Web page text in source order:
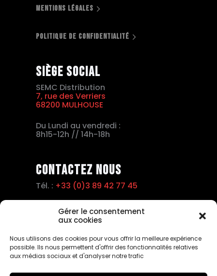
Gérer le consentement
aux cookies
Nous utilisons des cookies pour vous offrir la meilleure expérience
possible. Ils nous permettent d'offrir des fonctionnalités relatives
aux médias sociaux et d'analyser notre trafic
MENTIONS LÉGALES
POLITIQUE DE CONFIDENTIALITÉ
Siège social
SEMC Distribution
7, rue des Verriers
68200 MULHOUSE
Du Lundi au vendredi :
8h15-12h // 14h-18h
Contactez nous
Tél. : +33 (0)3 89 42 77 45
+33 (0)3 89 42 15 63